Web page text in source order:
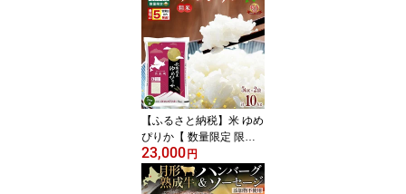
分け 手軽 時短 送料無料
もっちり もちもち グル
テンフリー 備蓄 北海道
月形町
【ふるさと納税】米 ゆめ
ぴりか【 数量限定 限定
寄附額 最短 5営業日以内
発送 】 令和7年産 北海道
月形町産 10kg(5kg×2袋)
23,000 円